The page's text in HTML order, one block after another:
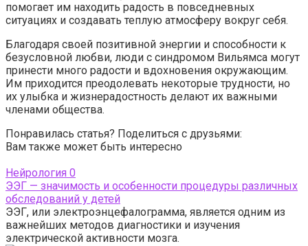
помогает им находить радость в повседневных
ситуациях и создавать теплую атмосферу вокруг себя.
Благодаря своей позитивной энергии и способности к
безусловной любви, люди с синдромом Вильямса могут
принести много радости и вдохновения окружающим.
Им приходится преодолевать некоторые трудности, но
их улыбка и жизнерадостность делают их важными
членами общества.
Понравилась статья? Поделиться с друзьями:
Вам также может быть интересно
Нейрология 0
ЭЭГ — значимость и особенности процедуры различных
обследований у детей
ЭЭГ, или электроэнцефалограмма, является одним из
важнейших методов диагностики и изучения
электрической активности мозга.